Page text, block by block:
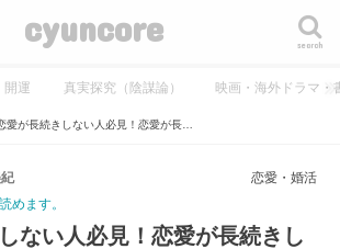
cyuncore search
開運 真実探究（陰謀論） 映画・海外ドラマ・
恋愛・婚活
めます。
ない人必見！恋愛が長続きし